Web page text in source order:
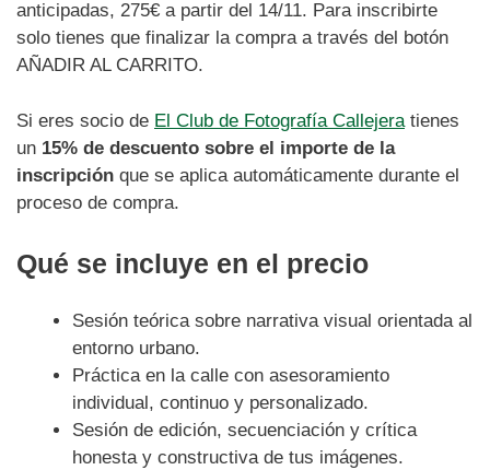
anticipadas, 275€ a partir del 14/11. Para inscribirte
solo tienes que finalizar la compra a través del botón
AÑADIR AL CARRITO.
Si eres socio de El Club de Fotografía Callejera tienes
un 15% de descuento sobre el importe de la
inscripción que se aplica automáticamente durante el
proceso de compra.
Qué se incluye en el precio
Sesión teórica sobre narrativa visual orientada al
entorno urbano.
Práctica en la calle con asesoramiento
individual, continuo y personalizado.
Sesión de edición, secuenciación y crítica
honesta y constructiva de tus imágenes.